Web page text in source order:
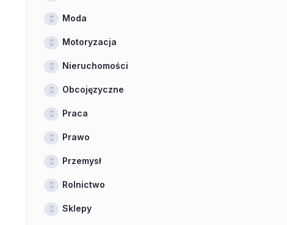
Moda
Motoryzacja
Nieruchomości
Obcojęzyczne
Praca
Prawo
Przemysł
Rolnictwo
Sklepy